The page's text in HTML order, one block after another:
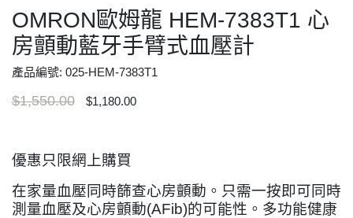
OMRON歐姆龍 HEM-7383T1 心
房顫動藍牙手臂式血壓計
產品編號: 025-HEM-7383T1
$1,550.00 $1,180.00
優惠只限網上購買
在家量血壓同時篩查心房顫動。只需一按即可同時
測量血壓及心房顫動(AFib)的可能性。多功能健康